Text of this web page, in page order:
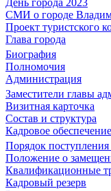
День города 2023
СМИ о городе
Проект туристского
Глава города
Биография
Полномочия
Администрация
Заместители главы
Визитная карточка
Состав и структура
Кадровое обеспечение
Порядок
Положение о
Квалификационные
Кадровый резерв